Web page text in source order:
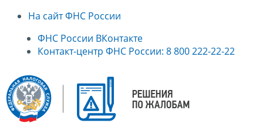
На сайт ФНС России
ФНС России ВКонтакте
Контакт-центр ФНС России: 8 800 222-22-22